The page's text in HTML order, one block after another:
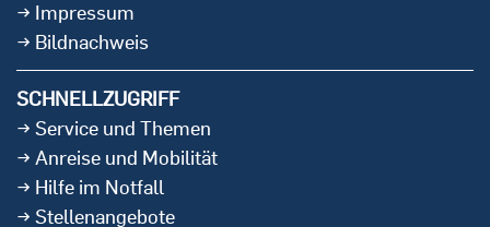
Impressum
Bildnachweis
SCHNELLZUGRIFF
Service und Themen
Anreise und Mobilität
Hilfe im Notfall
Stellenangebote